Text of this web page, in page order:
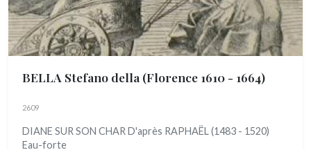
BELLA Stefano della (Florence 1610 - 1664)
2609
DIANE SUR SON CHAR D'après RAPHAËL (1483 - 1520)
Eau-forte